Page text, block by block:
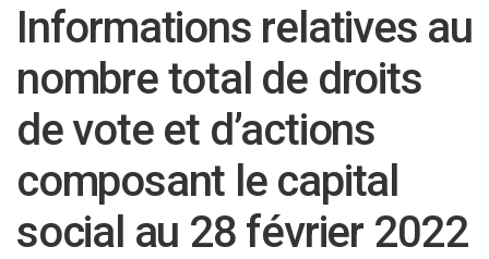
Informations relatives au
nombre total de droits
de vote et d’actions
composant le capital
social au 28 février 2022